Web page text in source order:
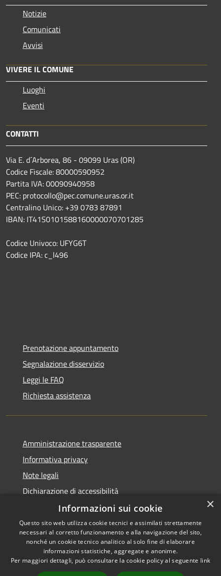
Notizie
Comunicati
Avvisi
VIVERE IL COMUNE
Luoghi
Eventi
CONTATTI
Via E. d´Arborea, 86 - 09099 Uras (OR)
Codice Fiscale: 80000590952
Partita IVA: 00090940958
PEC: protocollo@pec.comune.uras.or.it
Centralino Unico: +39 0783 87891
IBAN: IT41S0101588160000070701285
Codice Univoco: UFYG6T
Codice IPA: c_l496
Prenotazione appuntamento
Segnalazione disservizio
Leggi le FAQ
Richiesta assistenza
Amministrazione trasparente
Informativa privacy
Note legali
Dichiarazione di accessibilità
Accessibilità
Privacy
Copyright © 2026 • Comune di
Uras • Powered by
Municipium•Accesso
×
Informazioni sui cookie
Questo sito web utilizza cookie tecnici e assimilati strettamente
necessari al corretto funzionamento e alla navigazione del sito,
nonché un cookie tecnico analitico al solo fine di elaborare
informazioni statistiche, aggregate e anonime.
Per maggiori dettagli, può consultare la cookie policy al seguente link